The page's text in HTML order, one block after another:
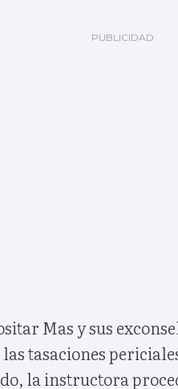
Mas y sus
tasaciones
la instructora